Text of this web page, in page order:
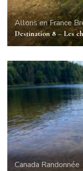
Allons en France
Destination 8 – Les
Canada Randonnée